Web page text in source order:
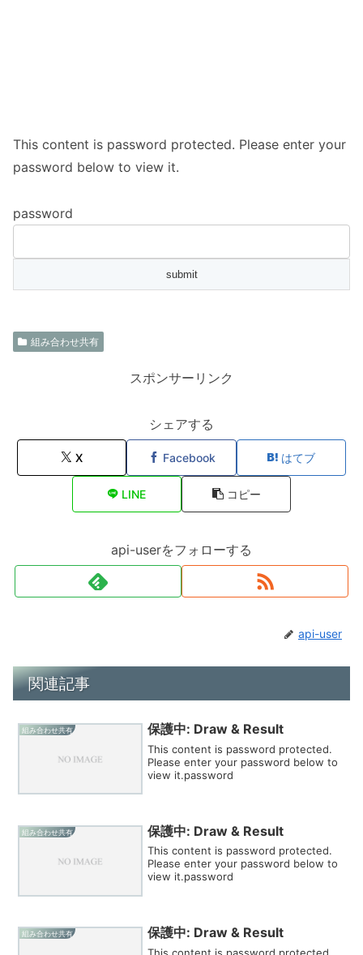
This content is password protected. Please enter your
password below to view it.
password
組み合わせ共有
スポンサーリンク
シェアする
X Facebook はてブ
LINE コピー
api-userをフォローする
api-user
関連記事
組み合わせ共有 保護中: Draw & Result
This content is password protected.
Please enter your password below to
view it.password
組み合わせ共有 保護中: Draw & Result
This content is password protected.
Please enter your password below to
view it.password
組み合わせ共有 保護中: Draw & Result
This content is password protected.